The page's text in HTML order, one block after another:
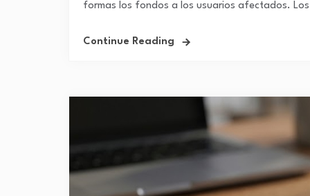
formas los fondos a los usuarios afectados.
Continue Reading